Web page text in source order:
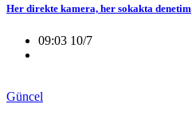
Her direkte kamera, her sokakta denetim
09:03 10/7
Güncel